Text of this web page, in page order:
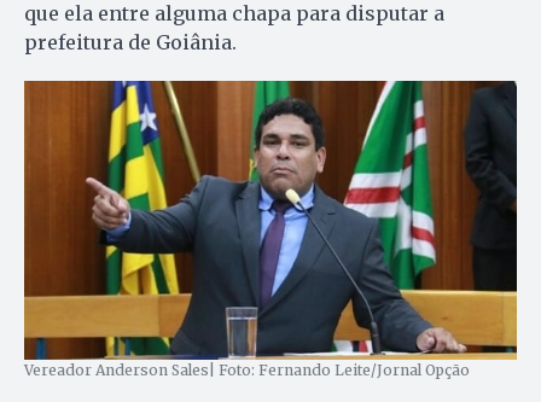
que ela entre alguma chapa para disputar a
prefeitura de Goiânia.
Vereador Anderson Sales| Foto: Fernando Leite/Jornal Opção